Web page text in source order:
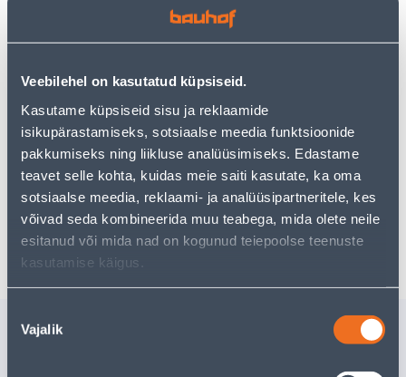
Veebilehel on kasutatud küpsiseid.
Kasutame küpsiseid sisu ja reklaamide
isikupärastamiseks, sotsiaalse meedia funktsioonide
pakkumiseks ning liikluse analüüsimiseks. Edastame
teavet selle kohta, kuidas meie saiti kasutate, ka oma
sotsiaalse meedia, reklaami- ja analüüsipartneritele, kes
võivad seda kombineerida muu teabega, mida olete neile
esitanud või mida nad on kogunud teiepoolse teenuste
kasutamise käigus.
valik
Vajalik
• Granuleeritud NPK väetis väävliga aiakultuuride
• Sobib kõikide mitmeaastaste aiakultuuride nagu
viljapuud ja -põõsad, püsikud, ilupuud ja -põõsad ning
muru väetamiseks.
• Kogus on 20 kg.
• 14-päevane tagastusõigus.
Tarne pole võimalik
Sarnased tooted